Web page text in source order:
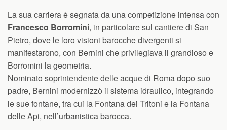
La sua carriera è segnata da una competizione intensa con
Francesco Borromini, in particolare sul cantiere di San
Pietro, dove le loro visioni barocche divergenti si
manifestarono, con Bernini che privilegiava il grandioso e
Borromini la geometria.
Nominato soprintendente delle acque di Roma dopo suo
padre, Bernini modernizzò il sistema idraulico, integrando
le sue fontane, tra cui la Fontana dei Tritoni e la Fontana
delle Api, nell’urbanistica barocca.